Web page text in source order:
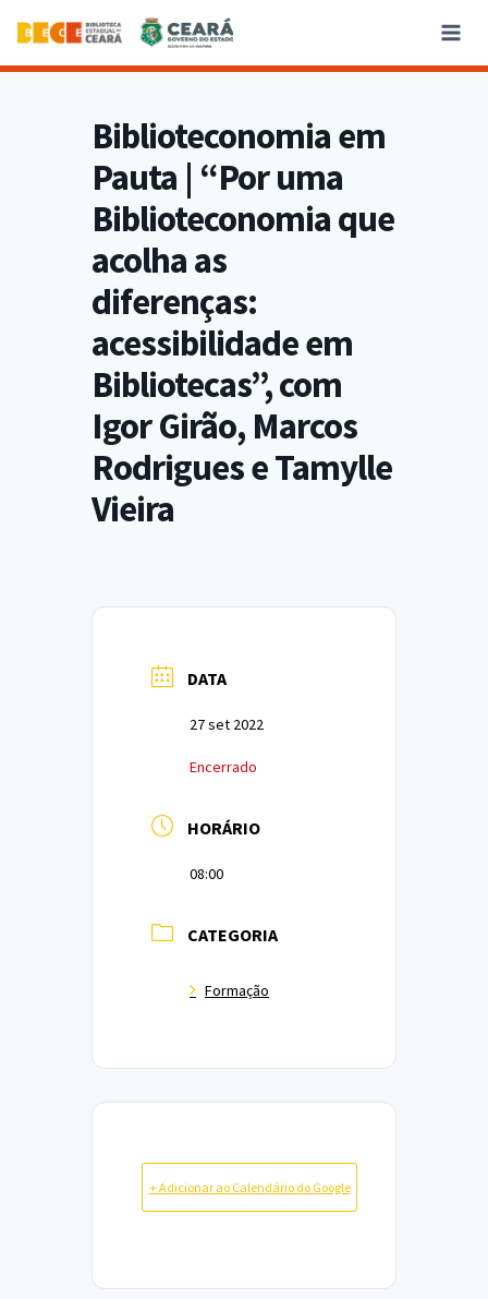
Biblioteconomia em
Pauta | “Por uma
Biblioteconomia que
acolha as
diferenças:
acessibilidade em
Bibliotecas”, com
Igor Girão, Marcos
Rodrigues e Tamylle
Vieira
DATA
27 set 2022
Encerrado
HORÁRIO
08:00
CATEGORIA
Formação
+ Adicionar ao Calendário do Google